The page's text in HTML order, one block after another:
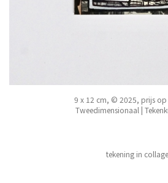
9 x 12 cm, © 2025, prijs
Tweedimensionaal |
tekening in collage